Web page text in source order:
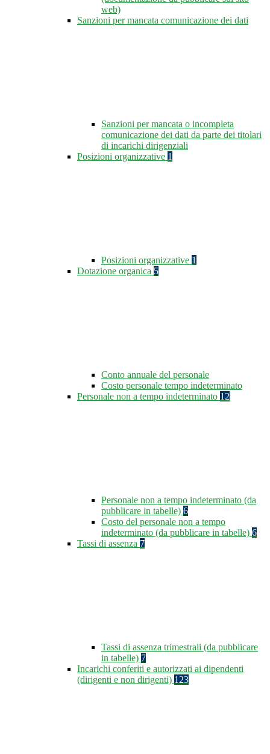
web)
Sanzioni per mancata comunicazione dei dati
Sanzioni per mancata o incompleta
comunicazione dei dati da parte dei titolari
di incarichi dirigenziali
Posizioni organizzative 1
Posizioni organizzative 1
Dotazione organica 5
Conto annuale del personale
Costo personale tempo indeterminato
Personale non a tempo indeterminato 12
Personale non a tempo indeterminato (da
pubblicare in tabelle) 6
Costo del personale non a tempo
indeterminato (da pubblicare in tabelle) 6
Tassi di assenza 7
Tassi di assenza trimestrali (da pubblicare
in tabelle) 7
Incarichi conferiti e autorizzati ai dipendenti
(dirigenti e non dirigenti) 123